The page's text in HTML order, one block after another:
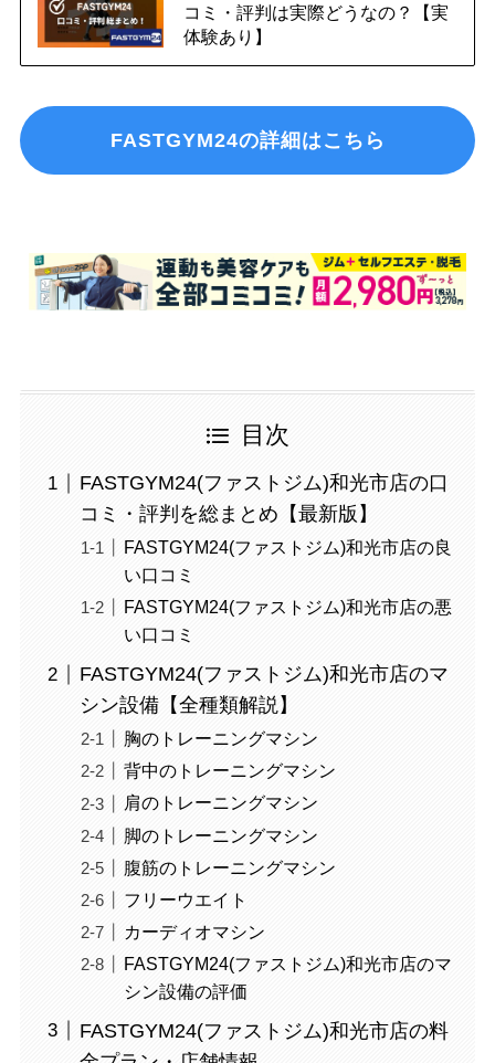
コミ・評判は実際どうなの？【実
体験あり】
FASTGYM24の詳細はこちら
目次
FASTGYM24(ファストジム)和光市店の口
コミ・評判を総まとめ【最新版】
FASTGYM24(ファストジム)和光市店の良
い口コミ
FASTGYM24(ファストジム)和光市店の悪
い口コミ
FASTGYM24(ファストジム)和光市店のマ
シン設備【全種類解説】
胸のトレーニングマシン
背中のトレーニングマシン
肩のトレーニングマシン
脚のトレーニングマシン
腹筋のトレーニングマシン
フリーウエイト
カーディオマシン
FASTGYM24(ファストジム)和光市店のマ
シン設備の評価
FASTGYM24(ファストジム)和光市店の料